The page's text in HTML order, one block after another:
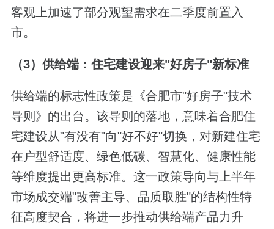
客观上加速了部分观望需求在二季度前置入
市。
（3）供给端：住宅建设迎来"好房子"新标准
供给端的标志性政策是《合肥市"好房子"技术
导则》的出台。该导则的落地，意味着合肥住
宅建设从"有没有"向"好不好"切换，对新建住宅
在户型舒适度、绿色低碳、智慧化、健康性能
等维度提出更高标准。这一政策导向与上半年
市场成交端"改善主导、品质取胜"的结构性特
征高度契合，将进一步推动供给端产品力升